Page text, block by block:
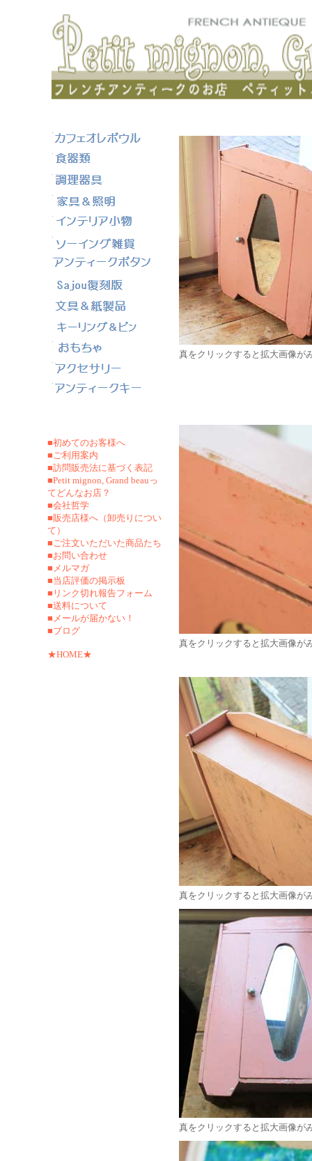
■初めてのお客様へ
■ご利用案内
■訪問販売法に基づく表記
■Petit mignon, Grand beauっ
てどんなお店？
■会社哲学
■販売店様へ（卸売りについ
て）
■ご注文いただいた商品たち
■お問い合わせ
■メルマガ
■当店評価の掲示板
■リンク切れ報告フォーム
■送料について
■メールが届かない！
■ブログ
★HOME★
真をクリックすると拡大画像が
真をクリックすると拡大画像が
真をクリックすると拡大画像が
真をクリックすると拡大画像が